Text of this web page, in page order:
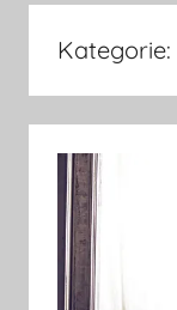
Kategorie: